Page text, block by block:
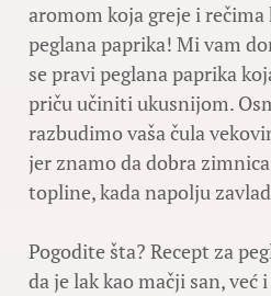
aromom koja greje i rečima
peglana paprika! Mi vam
se pravi peglana paprika
priču učiniti ukusnijom.
razbudimo vaša čula
jer znamo da dobra
topline, kada napolju
Pogodite šta? Recept za
da je lak kao mačji san, već